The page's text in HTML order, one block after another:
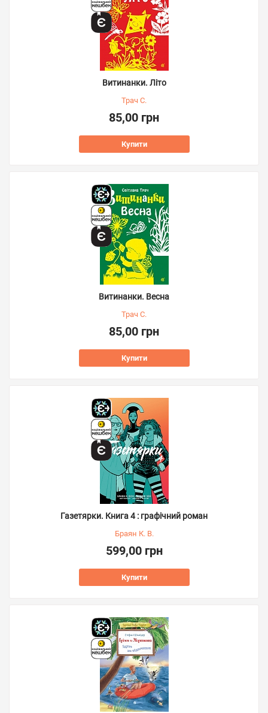
Витинанки. Літо
Трач С.
85,00 грн
Купити
Витинанки. Весна
Трач С.
85,00 грн
Купити
Газетярки. Книга 4 : графічний роман
Браян К. В.
599,00 грн
Купити